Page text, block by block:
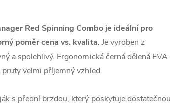
Red Spinning Combo je ideální pro
poměr cena vs. kvalita. Je vyroben z
a spolehlivý. Ergonomická černá dělená EVA
velmi příjemný vzhled.
s přední brzdou, který poskytuje dostatečnou